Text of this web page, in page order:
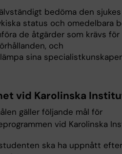
bedöma den
status och omedelbara
de åtgärder som krävs
och
sina
vid Karolinska
gäller följande mål för
vid Karolinska
ska ha uppnått